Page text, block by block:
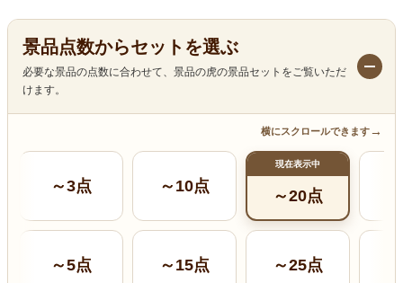
景品点数からセットを選ぶ
必要な景品の点数に合わせて、景品の虎の景品セットをご覧いただ
けます。
横にスクロールできます→
～3点
～5点
～10点
～15点
現在表示中
～20点
～25点